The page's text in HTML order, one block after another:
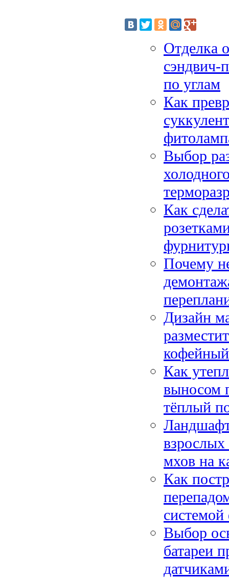
Отделка
сэндвич-
по углам
Как
Выбор
Как
Почему
Дизайн
Как
выносом
тёплый
взрослых
мхов на
Как
Выбор
батареи